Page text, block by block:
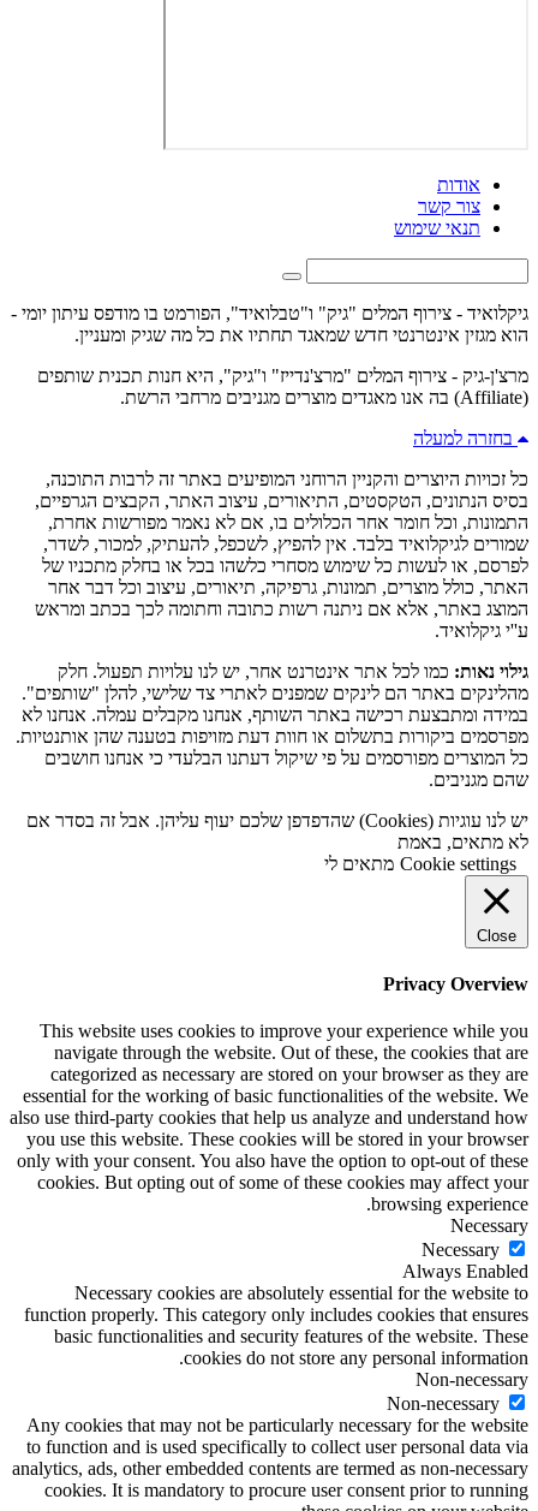
אודות
צור קשר
תנאי שימוש
גיקלואיד - צירוף המלים "גיק" ו"טבלואיד", הפורמט בו מודפס עיתון יומי -
הוא מגזין אינטרנטי חדש שמאגד תחתיו את כל מה שגיק ומעניין.
מרצ'ן-גיק - צירוף המלים "מרצ'נדייז" ו"גיק", היא חנות תכנית שותפים
(Affiliate) בה אנו מאגדים מוצרים מגניבים מרחבי הרשת.
בחזרה למעלה
כל זכויות היוצרים והקניין הרוחני המופיעים באתר זה לרבות התוכנה,
בסיס הנתונים, הטקסטים, התיאורים, עיצוב האתר, הקבצים הגרפיים,
התמונות, וכל חומר אחר הכלולים בו, אם לא נאמר מפורשות אחרת,
שמורים לגיקלואיד בלבד. אין להפיץ, לשכפל, להעתיק, למכור, לשדר,
לפרסם, או לעשות כל שימוש מסחרי כלשהו בכל או בחלק מתכניו של
האתר, כולל מוצרים, תמונות, גרפיקה, תיאורים, עיצוב וכל דבר אחר
המוצג באתר, אלא אם ניתנה רשות כתובה וחתומה לכך בכתב ומראש
ע''י גיקלואיד.
גילוי נאות: כמו לכל אתר אינטרנט אחר, יש לנו עלויות תפעול. חלק
מהלינקים באתר הם לינקים שמפנים לאתרי צד שלישי, להלן "שותפים".
במידה ומתבצעת רכישה באתר השותף, אנחנו מקבלים עמלה. אנחנו לא
מפרסמים ביקורות בתשלום או חוות דעת מזויפות בטענה שהן אותנטיות.
כל המוצרים מפורסמים על פי שיקול דעתנו הבלעדי כי אנחנו חושבים
שהם מגניבים.
יש לנו עוגיות (Cookies) שהדפדפן שלכם יעוף עליהן. אבל זה בסדר אם
לא מתאים, באמת
Cookie settings מתאים לי
Close
Privacy Overview
This website uses cookies to improve your experience while you
navigate through the website. Out of these, the cookies that are
categorized as necessary are stored on your browser as they are
essential for the working of basic functionalities of the website. We
also use third-party cookies that help us analyze and understand how
you use this website. These cookies will be stored in your browser
only with your consent. You also have the option to opt-out of these
cookies. But opting out of some of these cookies may affect your
browsing experience.
Necessary
Necessary
Always Enabled
Necessary cookies are absolutely essential for the website to
function properly. This category only includes cookies that ensures
basic functionalities and security features of the website. These
cookies do not store any personal information.
Non-necessary
Non-necessary
Any cookies that may not be particularly necessary for the website
to function and is used specifically to collect user personal data via
analytics, ads, other embedded contents are termed as non-necessary
cookies. It is mandatory to procure user consent prior to running